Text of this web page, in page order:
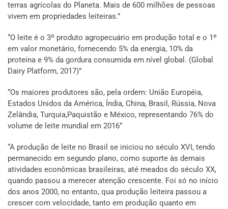
terras agrícolas do Planeta. Mais de 600 milhões de pessoas
vivem em propriedades leiteiras.”
“O leite é o 3º produto agropecuário em produção total e o 1º
em valor monetário, fornecendo 5% da energia, 10% da
proteína e 9% da gordura consumida em nível global. (Global
Dairy Platform, 2017)”
“Os maiores produtores são, pela ordem: União Européia,
Estados Unidos da América, Índia, China, Brasil, Rússia, Nova
Zelândia, Turquia,Paquistão e México, representando 76% do
volume de leite mundial em 2016”
“A produção de leite no Brasil se iniciou no século XVI, tendo
permanecido em segundo plano, como suporte às demais
atividades econômicas brasileiras, até meados do século XX,
quando passou a merecer atenção crescente. Foi só no início
dos anos 2000, no entanto, qua produção leiteira passou a
crescer com velocidade, tanto em produção quanto em